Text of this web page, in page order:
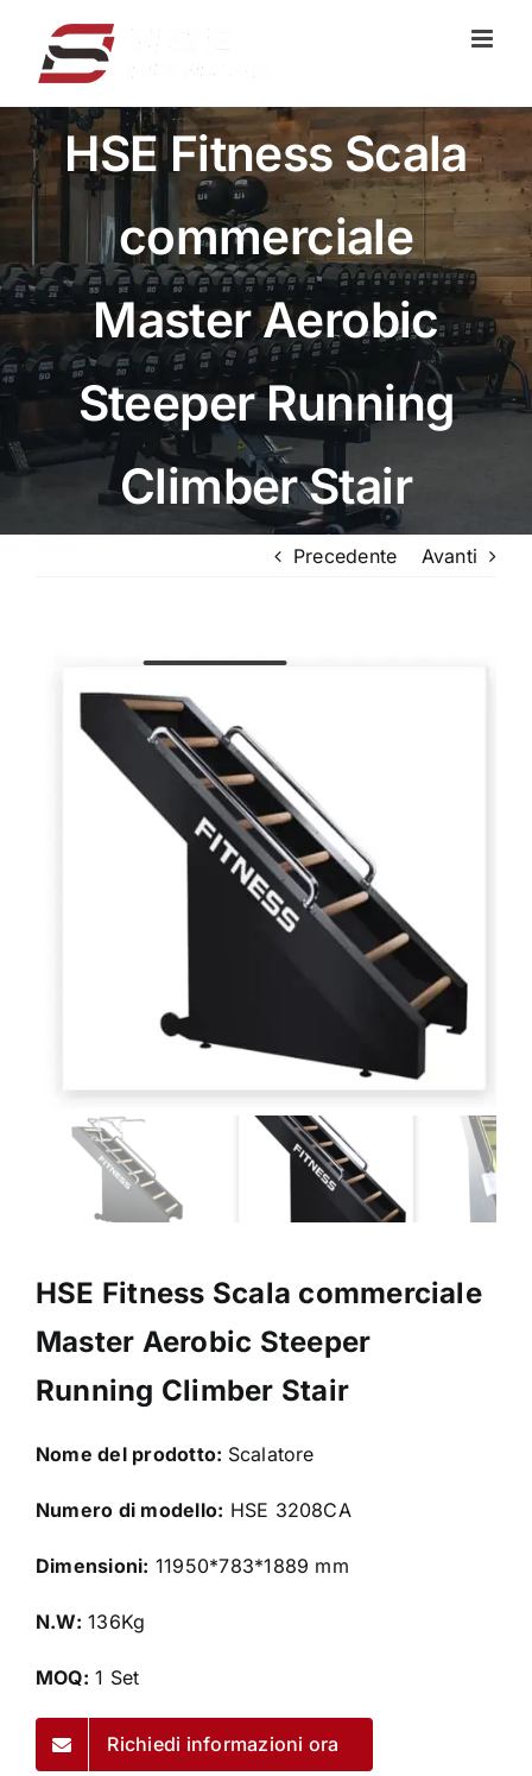
contenuto
HSE Fitness Scala
commerciale
Master Aerobic
Steeper Running
Climber Stair
Precedente Avanti
HSE Fitness Scala commerciale
Master Aerobic Steeper
Running Climber Stair
Nome del prodotto: Scalatore
Numero di modello: HSE 3208CA
Dimensioni: 11950*783*1889 mm
N.W: 136Kg
MOQ: 1 Set
Richiedi informazioni ora